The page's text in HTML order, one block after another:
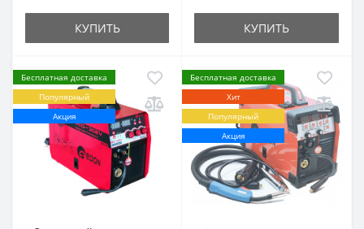
КУПИТЬ КУПИТЬ
Бесплатная доставка
Популярный
Акция
Бесплатная доставка
Хит
Популярный
Акция